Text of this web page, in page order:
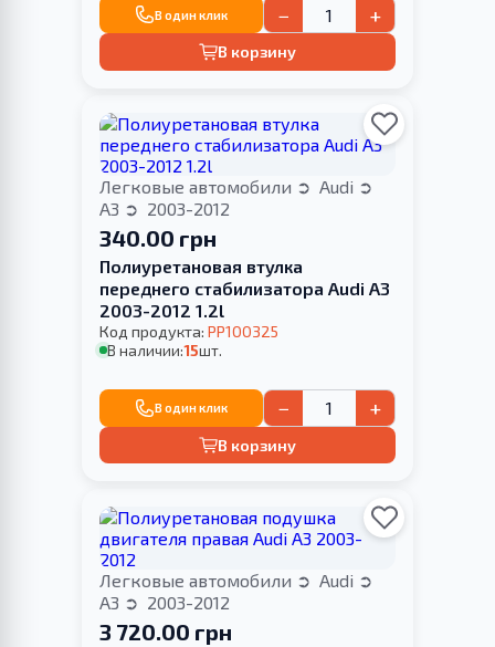
В один клик − +
В корзину
Легковые автомобили
Audi
A3
2003-2012
340.00 грн
Полиуретановая втулка
переднего стабилизатора Audi A3
2003-2012 1.2l
Код продукта: PP100325
В наличии:15шт.
В один клик − +
В корзину
Легковые автомобили
Audi
A3
2003-2012
3 720.00 грн